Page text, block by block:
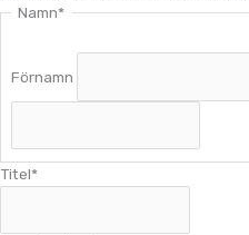
Namn*
Förnamn
Titel*